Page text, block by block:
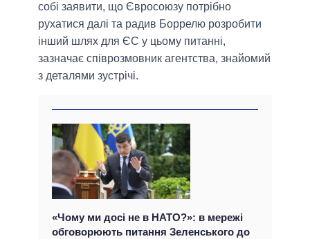
собі заявити, що Євросоюзу потрібно
рухатися далі та радив Боррелю розробити
інший шлях для ЄС у цьому питанні,
зазначає співрозмовник агентства, знайомий
з деталями зустрічі.
«Чому ми досі не в НАТО?»: в мережі
обговорюють питання Зеленського до